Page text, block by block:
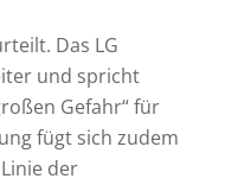
Das LG
und spricht
Gefahr“ für
fügt sich zudem
der